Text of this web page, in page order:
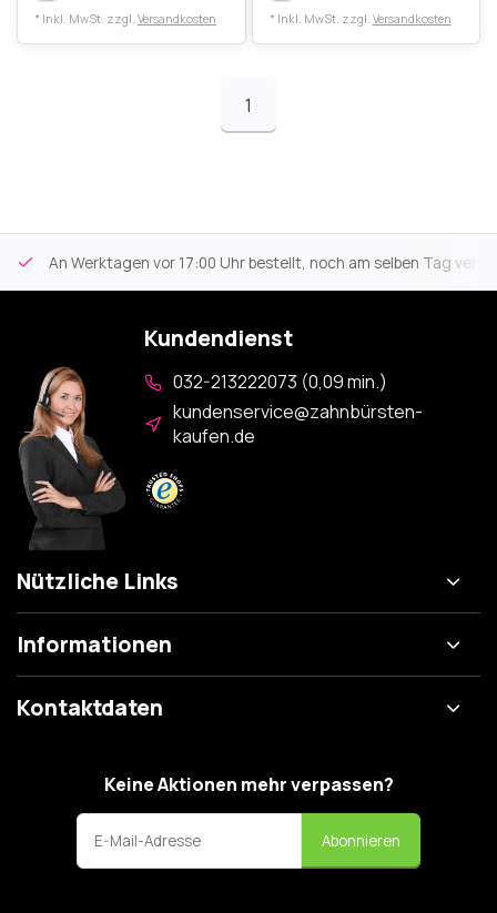
* Inkl. MwSt. zzgl. Versandkosten * Inkl. MwSt. zzgl. Versandkosten
1
An Werktagen vor 17:00 Uhr bestellt, noch am selben Tag
Kundendienst
032-213222073 (0,09 min.)
kundenservice@zahnbürsten-
kaufen.de
Nützliche Links
Informationen
Kontaktdaten
Keine Aktionen mehr verpassen?
Abonnieren